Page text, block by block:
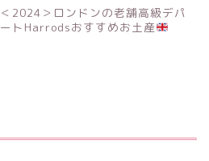
＜2024＞ロンドンの老舗高級デパ
ートHarrodsおすすめお土産